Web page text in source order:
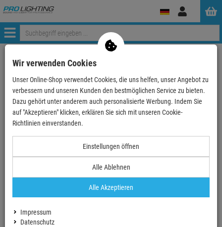
Anmelden
Menü
Avenger A0040B Stativ Baby Alu 40 schwarz
Artikel-Nummer:A0040B
Finanzierung ab9,49 EUR
253,90 €
zzgl Versand - frei ab 90,-€ in DE
Ab ZentralLager lieferbar
Wir verwenden Cookies
Unser Online-Shop verwendet Cookies, die uns helfen, unser Angebot zu
verbessern und unseren Kunden den bestmöglichen Service zu bieten.
Dazu gehört unter anderem auch personalisierte Werbung. Indem Sie
auf "Akzeptieren" klicken, erklären Sie sich mit unseren Cookie-
Richtlinien einverstanden.
Einstellungen öffnen
Alle Ablehnen
Alle Akzeptieren
Impressum
Datenschutz